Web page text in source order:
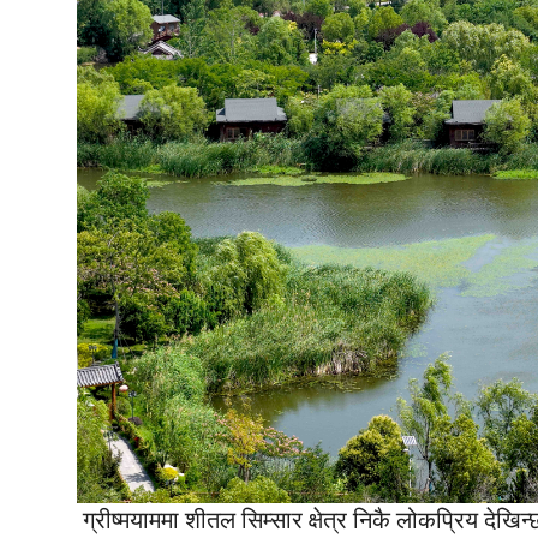
ग्रीष्मयाममा शीतल सिम्सार क्षेत्र निकै लोकप्रिय